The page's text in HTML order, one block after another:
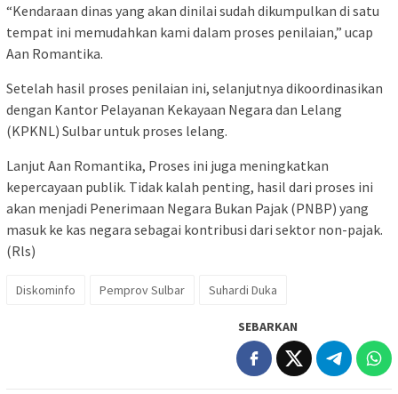
“Kendaraan dinas yang akan dinilai sudah dikumpulkan di satu
tempat ini memudahkan kami dalam proses penilaian,” ucap
Aan Romantika.
Setelah hasil proses penilaian ini, selanjutnya dikoordinasikan
dengan Kantor Pelayanan Kekayaan Negara dan Lelang
(KPKNL) Sulbar untuk proses lelang.
Lanjut Aan Romantika, Proses ini juga meningkatkan
kepercayaan publik. Tidak kalah penting, hasil dari proses ini
akan menjadi Penerimaan Negara Bukan Pajak (PNBP) yang
masuk ke kas negara sebagai kontribusi dari sektor non-pajak.
(Rls)
Diskominfo Pemprov Sulbar Suhardi Duka
SEBARKAN